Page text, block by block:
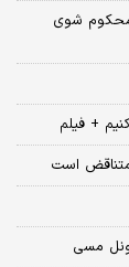
محکوم شوی
+ فیلم
متناقض است
مسی